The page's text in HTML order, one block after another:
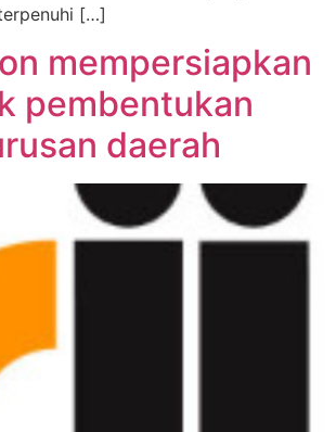
[…]
mempersiapkan
pembentukan
daerah